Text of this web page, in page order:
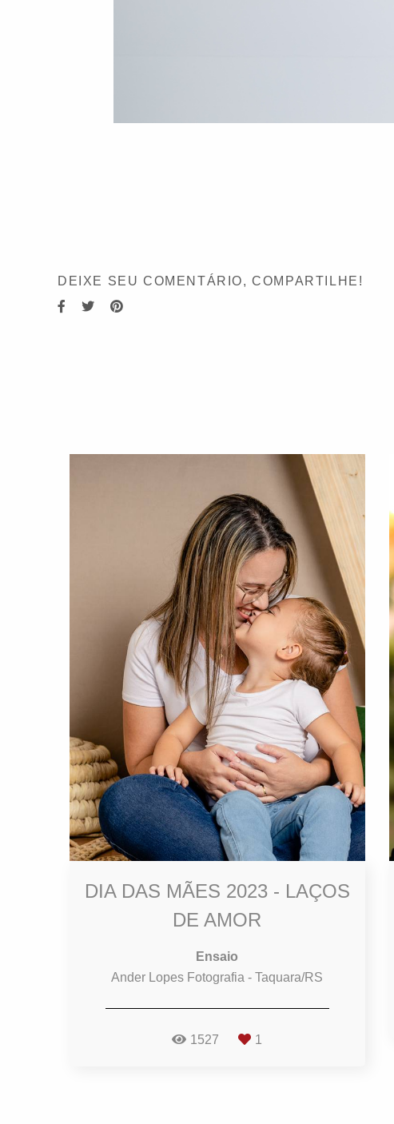
DEIXE SEU COMENTÁRIO, COMPARTILHE!
DIA DAS MÃES 2023 - LAÇOS
DE AMOR
Ensaio
Ander Lopes Fotografia - Taquara/RS
1527 1